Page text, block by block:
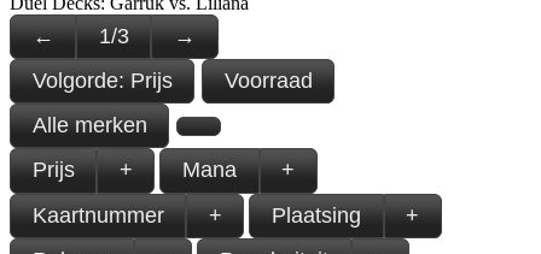
← 1/3
→
Volgorde: Prijs
Voorraad
Alle merken
Prijs
+ Mana
+
Kaartnummer
+ Plaatsing
+